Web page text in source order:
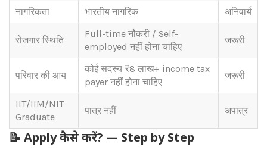
नागरिकता भारतीय नागरिक अनिवार्य
रोजगार स्थिति
Full-time नौकरी / Self-
employed नहीं होना चाहिए
जरूरी
परिवार की आय
कोई सदस्य ₹8 लाख+ income tax
payer नहीं होना चाहिए
जरूरी
IIT/IIM/NIT
Graduate
पात्र नहीं अपात्र
📝 Apply कैसे करें? — Step by Step